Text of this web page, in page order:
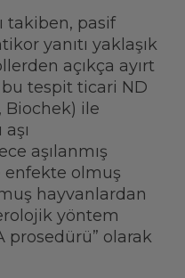
takiben, pasif
yanıtı yaklaşık
açıkça ayırt
bu tespit ticari ND
Biochek) ile
aşılanmış
enfekte olmuş
hayvanlardan
yöntem
prosedürü” olarak